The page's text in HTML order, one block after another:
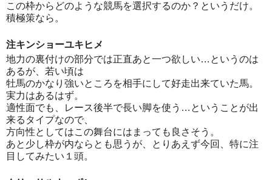
この枠からどのような競馬を選択するのか？というだけ。
積極策なら。
注キンショーユキヒメ
地力の裏付けの部分では正直あと一つ欲しい…というのは
あるが、若い頃は
牡馬のかなり強いところを相手にして好走出来ていた馬。
実力はあるはず。
適性面でも、レース後半で長い脚を使う…ということが出
来るタイプなので、
方向性としてはこの舞台にはまっても良さそう。
あと少し枠が内ならとも思うが、とりあえず今回、特に注
目してみたい１頭。